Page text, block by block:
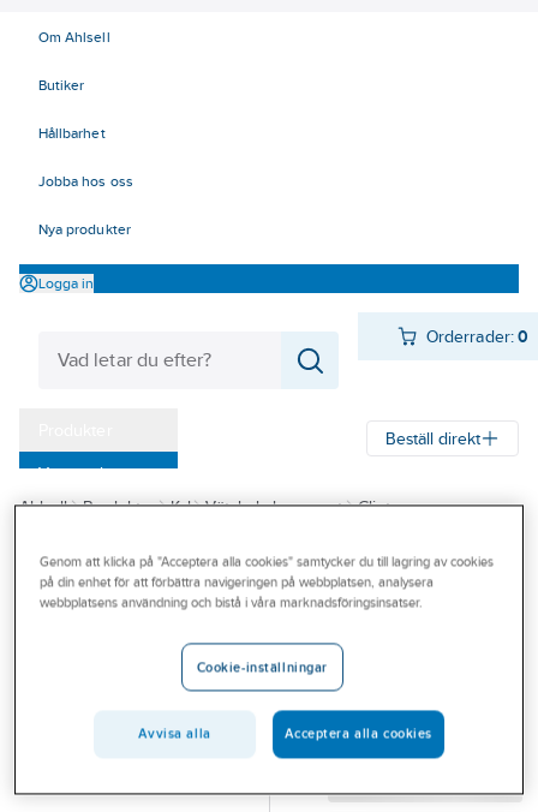
Om Ahlsell
Butiker
Hållbarhet
Jobba hos oss
Nya produkter
Logga in
Orderrader:0
Varumärken
Outlet
Branscher
Beställ direkt
Ahlsell Produkter Kyl Vätskekylaggregat Clint
CLINT
CHA/IK/A 172P-
CHA/IK/A 172P-574P
AQUA PLUS L/V
VÄTSKEKYLAGGREGAT
CLINT
Genom att klicka på "Acceptera alla cookies" samtycker du till lagring av cookies
på din enhet för att förbättra navigeringen på webbplatsen, analysera
webbplatsens användning och bistå i våra marknadsföringsinsatser.
Cookie-inställningar
Avvisa alla Acceptera alla cookies